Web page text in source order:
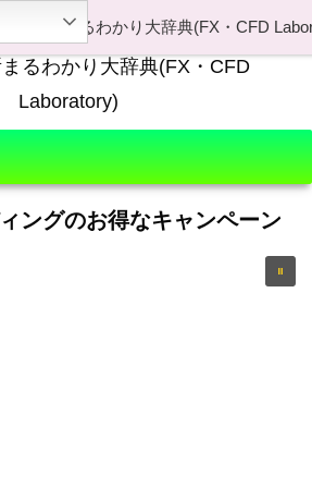
to FX・CFD Laboratory!
ングのお得なキャンペーン